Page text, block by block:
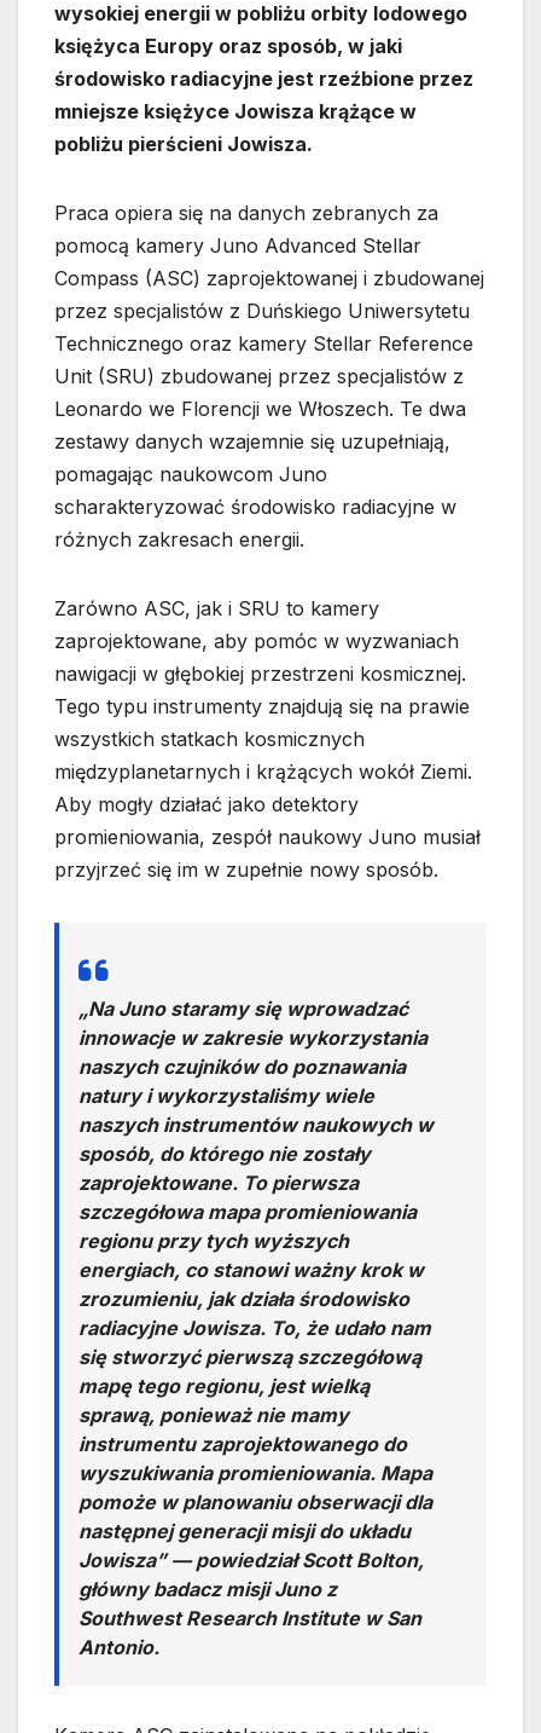
wysokiej energii w pobliżu orbity lodowego
księżyca Europy oraz sposób, w jaki
środowisko radiacyjne jest rzeźbione przez
mniejsze księżyce Jowisza krążące w
pobliżu pierścieni Jowisza.
Praca opiera się na danych zebranych za
pomocą kamery Juno Advanced Stellar
Compass (ASC) zaprojektowanej i zbudowanej
przez specjalistów z Duńskiego Uniwersytetu
Technicznego oraz kamery Stellar Reference
Unit (SRU) zbudowanej przez specjalistów z
Leonardo we Florencji we Włoszech. Te dwa
zestawy danych wzajemnie się uzupełniają,
pomagając naukowcom Juno
scharakteryzować środowisko radiacyjne w
różnych zakresach energii.
Zarówno ASC, jak i SRU to kamery
zaprojektowane, aby pomóc w wyzwaniach
nawigacji w głębokiej przestrzeni kosmicznej.
Tego typu instrumenty znajdują się na prawie
wszystkich statkach kosmicznych
międzyplanetarnych i krążących wokół Ziemi.
Aby mogły działać jako detektory
promieniowania, zespół naukowy Juno musiał
przyjrzeć się im w zupełnie nowy sposób.
„Na Juno staramy się wprowadzać
innowacje w zakresie wykorzystania
naszych czujników do poznawania
natury i wykorzystaliśmy wiele
naszych instrumentów naukowych w
sposób, do którego nie zostały
zaprojektowane. To pierwsza
szczegółowa mapa promieniowania
regionu przy tych wyższych
energiach, co stanowi ważny krok w
zrozumieniu, jak działa środowisko
radiacyjne Jowisza. To, że udało nam
się stworzyć pierwszą szczegółową
mapę tego regionu, jest wielką
sprawą, ponieważ nie mamy
instrumentu zaprojektowanego do
wyszukiwania promieniowania. Mapa
pomoże w planowaniu obserwacji dla
następnej generacji misji do układu
Jowisza” — powiedział Scott Bolton,
główny badacz misji Juno z
Southwest Research Institute w San
Antonio.